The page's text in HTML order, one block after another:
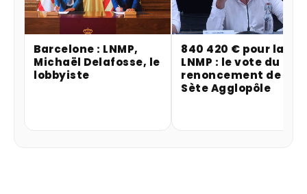
Barcelone : LNMP,
Michaël Delafosse, le
lobbyiste
840 420 € pour la
LNMP : le vote du
renoncement de
Sète Agglopôle